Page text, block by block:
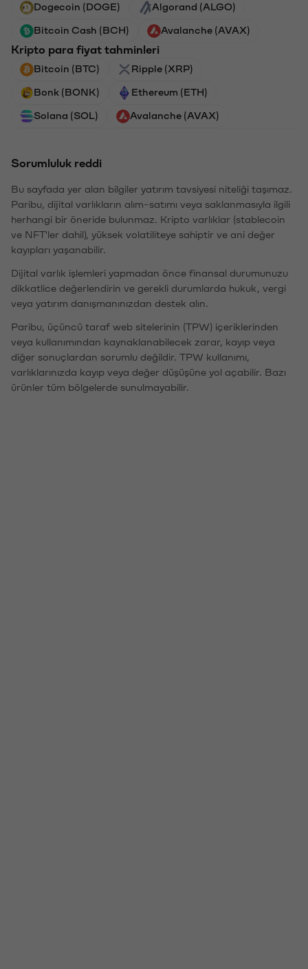
Dogecoin (DOGE) Algorand (ALGO)
Bitcoin Cash (BCH) Avalanche (AVAX)
Kripto para fiyat tahminleri
Bitcoin (BTC) Ripple (XRP)
Bonk (BONK) Ethereum (ETH)
Solana (SOL) Avalanche (AVAX)
Sorumluluk reddi
Bu sayfada yer alan bilgiler yatırım tavsiyesi niteliği taşımaz.
Paribu, dijital varlıkların alım-satımı veya saklanmasıyla ilgili
herhangi bir öneride bulunmaz. Kripto varlıklar (stablecoin
ve NFT'ler dahil), yüksek volatiliteye sahiptir ve ani değer
kayıpları yaşanabilir.
Dijital varlık işlemleri yapmadan önce finansal durumunuzu
dikkatlice değerlendirin ve gerekli durumlarda hukuk, vergi
veya yatırım danışmanınızdan destek alın.
Paribu, üçüncü taraf web sitelerinin (TPW) içeriklerinden
veya kullanımından kaynaklanabilecek zarar, kayıp veya
diğer sonuçlardan sorumlu değildir. TPW kullanımı,
varlıklarınızda kayıp veya değer düşüşüne yol açabilir. Bazı
ürünler tüm bölgelerde sunulmayabilir.